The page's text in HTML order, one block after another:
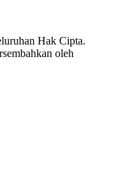
Hak Cipta.
oleh